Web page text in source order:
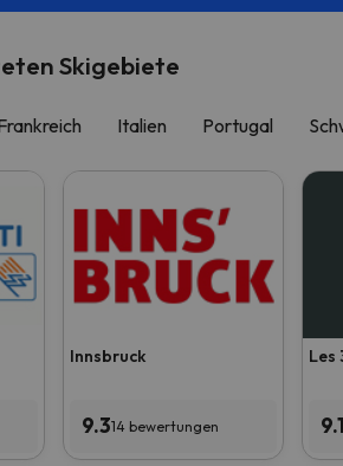
Skigebiete
Italien Portugal
Innsbruck
9.314 bewertungen
Les